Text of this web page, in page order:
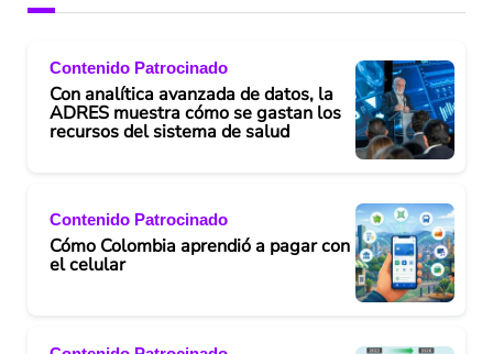
Contenido Patrocinado
Con analítica avanzada de datos, la
ADRES muestra cómo se gastan los
recursos del sistema de salud
Contenido Patrocinado
Cómo Colombia aprendió a pagar con
el celular